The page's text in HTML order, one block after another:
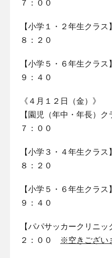
７：００
【小学１・２年生ク
８：２０
【小学５・６年生ク
９：４０
《４月１２日（金）》
【園児（年中・年長）
７：００
【小学３・４年生ク
８：２０
【小学５・６年生ク
９：４０
【パパサッカークリニ
２：００
※空きござい